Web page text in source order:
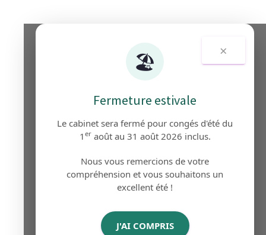
×
🏖️
Fermeture estivale
Le cabinet sera fermé pour congés d'été du
1 eraoût au 31 août 2026 inclus.
Nous vous remercions de votre
compréhension et vous souhaitons un
excellent été !
J'AI COMPRIS